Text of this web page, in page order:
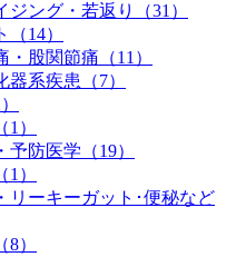
ング・若返り（31）
14）
股関節痛（11）
系疾患（7）
）
防医学（19）
）
リーキーガット･便秘など
）